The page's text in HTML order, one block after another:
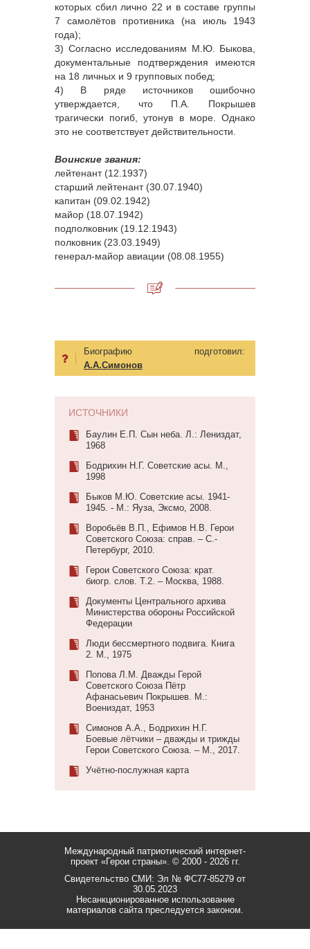
которых сбил лично 22 и в составе группы
7 самолётов противника (на июль 1943
года);
3) Согласно исследованиям М.Ю. Быкова,
документальные подтверждения имеются
на 18 личных и 9 групповых побед;
4) В ряде источников ошибочно
утверждается, что П.А. Покрышев
трагически погиб, утонув в море. Однако
это не соответствует действительности.
Воинские звания:
лейтенант (12.1937)
старший лейтенант (30.07.1940)
капитан (09.02.1942)
майор (18.07.1942)
подполковник (19.12.1943)
полковник (23.03.1949)
генерал-майор авиации (08.08.1955)
Биографию подготовил:
А.А.Симонов
ИСТОЧНИКИ
Баулин Е.П. Сын неба. Л.: Лениздат,
1968
Бодрихин Н.Г. Советские асы. М.,
1998
Быков М.Ю. Советские асы. 1941-
1945. - М.: Яуза, Эксмо, 2008.
Воробьёв В.П., Ефимов Н.В. Герои
Советского Союза: справ. – С.-
Петербург, 2010.
Герои Советского Союза: крат.
биогр. слов. Т.2. – Москва, 1988.
Документы Центрального архива
Министерства обороны Российской
Федерации
Люди бессмертного подвига. Книга
2. М., 1975
Попова Л.М. Дважды Герой
Советского Союза Пётр
Афанасьевич Покрышев. М.:
Воениздат, 1953
Симонов А.А., Бодрихин Н.Г.
Боевые лётчики – дважды и трижды
Герои Советского Союза. – М., 2017.
Учётно-послужная карта
Международный патриотический интернет-
проект «Герои страны». © 2000 - 2026 гг.
Свидетельство СМИ: Эл № ФС77-85279 от
30.05.2023
Несанкционированное использование
материалов сайта преследуется законом.